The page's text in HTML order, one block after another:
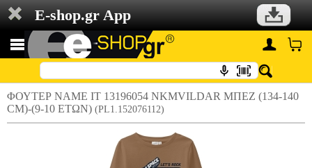
E-shop.gr App
ΦΟΥΤΕΡ NAME IT 13196054 NKMVILDAR ΜΠΕΖ (134-140
CM)-(9-10 ΕΤΩΝ) (PL1.152076112)